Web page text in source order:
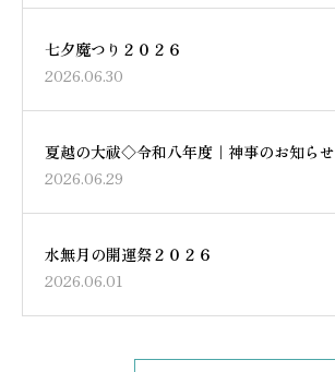
七夕魔つり２０２６
2026.06.30
夏越の大祓◇令和八年度｜神事のお知らせ
2026.06.29
水無月の開運祭２０２６
2026.06.01